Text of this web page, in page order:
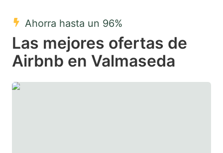
key
to
get
keyboard
to
get
the
keyboard
Ahorra hasta un 96%
Las mejores ofertas de
Airbnb en Valmaseda